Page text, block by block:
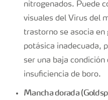
nitrogenados. Puede
visuales del Virus del
trastorno se asocia
potásica inadecuada,
ser una baja
insuficiencia de boro.
Mancha dorada